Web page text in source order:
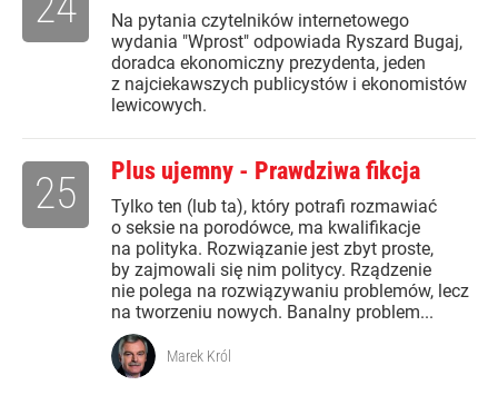
Na pytania czytelników internetowego
wydania "Wprost" odpowiada Ryszard Bugaj,
doradca ekonomiczny prezydenta, jeden
z najciekawszych publicystów i ekonomistów
lewicowych.
Plus ujemny - Prawdziwa fikcja
Tylko ten (lub ta), który potrafi rozmawiać
o seksie na porodówce, ma kwalifikacje
na polityka. Rozwiązanie jest zbyt proste,
by zajmowali się nim politycy. Rządzenie
nie polega na rozwiązywaniu problemów, lecz
na tworzeniu nowych. Banalny problem...
25
Marek Król